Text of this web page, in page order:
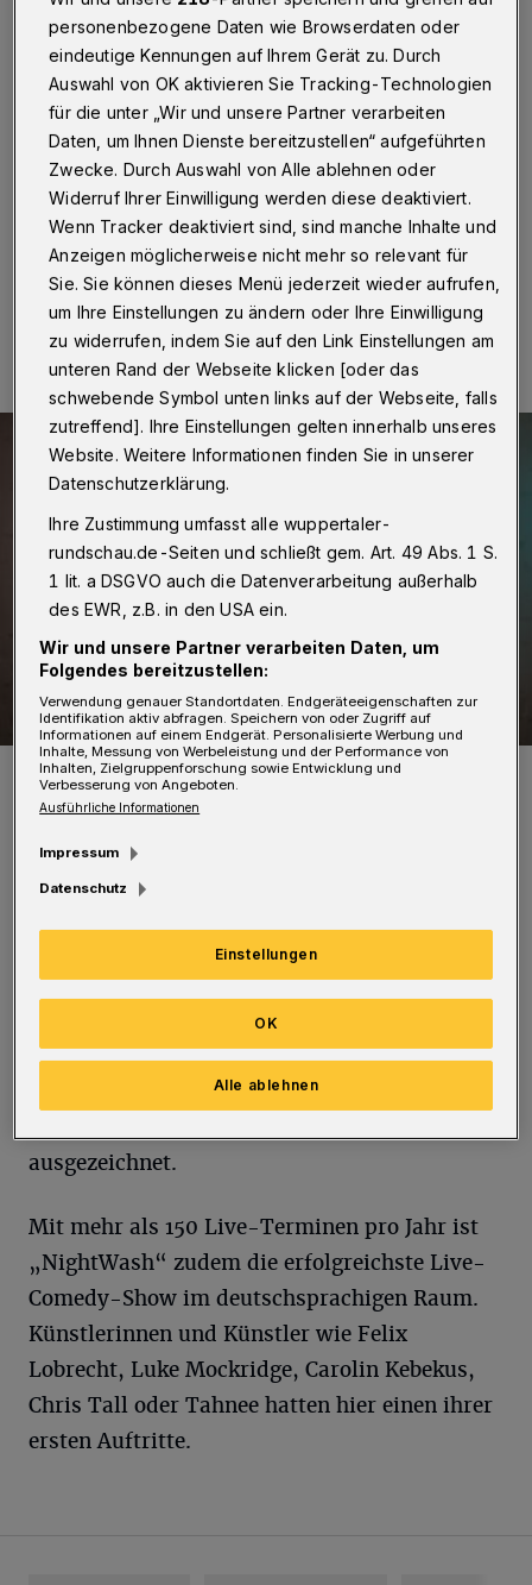
Wuppertal· Alles fing in einem kleinen Kölner
Waschsalon an. Dieses Jahr erobert das Stand-up-
Comedy-Format „NightWash“ große Bahnhofshallen.
In Wuppertal geht es am Donnerstag (24. August
2023) um 19 Uhr los. Mit dabei sind Ben Schafmeister
und Tony Bauer. Die Moderation übernimmt Falk
Schug.
24.08.2023 , 09:00 Uhr Eine Minute Lesezeit
Moderator Falk Schug.
Foto: Niko Neithardt
Im Rahmen der Tour geht es vor allem um die
Grundidee der Stand-up-Comedy: live
auftreten und das Publikum unmittelbar
ansprechen. „NightWash“ ist die Kult-Marke
für Comedy in Deutschland und wurde 2016
ausgezeichnet.
Mit mehr als 150 Live-Terminen pro Jahr ist
„NightWash“ zudem die erfolgreichste Live-
Comedy-Show im deutschsprachigen Raum.
Künstlerinnen und Künstler wie Felix
Lobrecht, Luke Mockridge, Carolin Kebekus,
Chris Tall oder Tahnee hatten hier einen ihrer
ersten Auftritte.
personenbezogene Daten wie Browserdaten oder
eindeutige Kennungen auf Ihrem Gerät zu. Durch
Auswahl von OK aktivieren Sie Tracking-Technologien
für die unter „Wir und unsere Partner verarbeiten
Daten, um Ihnen Dienste bereitzustellen“ aufgeführten
Zwecke. Durch Auswahl von Alle ablehnen oder
Widerruf Ihrer Einwilligung werden diese deaktiviert.
Wenn Tracker deaktiviert sind, sind manche Inhalte und
Anzeigen möglicherweise nicht mehr so relevant für
Sie. Sie können dieses Menü jederzeit wieder aufrufen,
um Ihre Einstellungen zu ändern oder Ihre Einwilligung
zu widerrufen, indem Sie auf den Link Einstellungen am
unteren Rand der Webseite klicken [oder das
schwebende Symbol unten links auf der Webseite, falls
zutreffend]. Ihre Einstellungen gelten innerhalb unseres
Website. Weitere Informationen finden Sie in unserer
Datenschutzerklärung.
Ihre Zustimmung umfasst alle wuppertaler-
rundschau.de-Seiten und schließt gem. Art. 49 Abs. 1 S.
1 lit. a DSGVO auch die Datenverarbeitung außerhalb
des EWR, z.B. in den USA ein.
Wir und unsere Partner verarbeiten Daten, um
Folgendes bereitzustellen:
Verwendung genauer Standortdaten. Endgeräteeigenschaften zur
Identifikation aktiv abfragen. Speichern von oder Zugriff auf
Informationen auf einem Endgerät. Personalisierte Werbung und
Inhalte, Messung von Werbeleistung und der Performance von
Inhalten, Zielgruppenforschung sowie Entwicklung und
Verbesserung von Angeboten.
Ausführliche Informationen
Impressum
Datenschutz
Einstellungen
Alle ablehnen
OK